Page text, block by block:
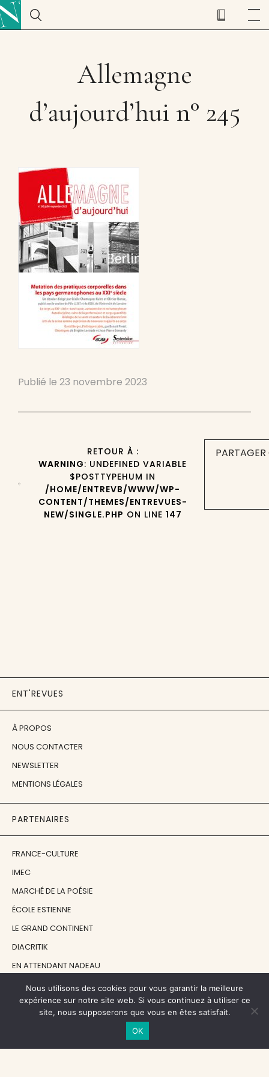
Allemagne
d’aujourd’hui n° 245
Publié le 23 novembre 2023
RETOUR À :
WARNING: UNDEFINED VARIABLE
$POSTTYPEHUM IN
/HOME/ENTREVB/WWW/WP-
CONTENT/THEMES/ENTREVUES-
NEW/SINGLE.PHP ON LINE 147
ENT'REVUES
À PROPOS
NOUS CONTACTER
NEWSLETTER
MENTIONS LÉGALES
PARTENAIRES
FRANCE-CULTURE
IMEC
MARCHÉ DE LA POÉSIE
ÉCOLE ESTIENNE
LE GRAND CONTINENT
DIACRITIK
EN ATTENDANT NADEAU
NOS SOUTIENS
Nous utilisons des cookies pour vous garantir la meilleure
expérience sur notre site web. Si vous continuez à utiliser ce
site, nous supposerons que vous en êtes satisfait.
OK